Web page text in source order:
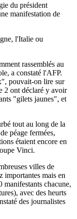
du président
manifestation de
l'Italie ou
rassemblés au
a constaté l'AFP.
pouvait-on lire sur
2 ont déclaré y avoir
"gilets jaunes", et
tout au long de la
péage fermées,
étaient encore en
Vinci.
villes de
importantes mais en
manifestants chacune,
avec des heurts
des journalistes